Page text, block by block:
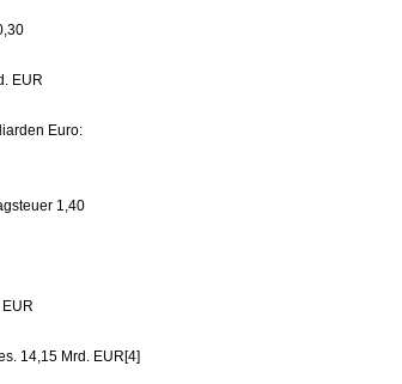
EUR
Euro:
1,40
14,15 Mrd. EUR[4]